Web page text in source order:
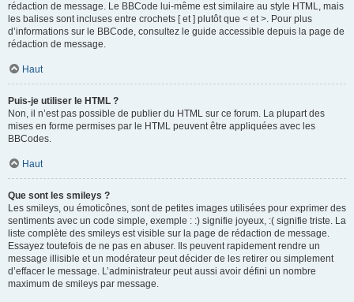
rédaction de message. Le BBCode lui-même est similaire au style HTML, mais
les balises sont incluses entre crochets [ et ] plutôt que < et >. Pour plus
d’informations sur le BBCode, consultez le guide accessible depuis la page de
rédaction de message.
Haut
Puis-je utiliser le HTML ?
Non, il n’est pas possible de publier du HTML sur ce forum. La plupart des
mises en forme permises par le HTML peuvent être appliquées avec les
BBCodes.
Haut
Que sont les smileys ?
Les smileys, ou émoticônes, sont de petites images utilisées pour exprimer des
sentiments avec un code simple, exemple : :) signifie joyeux, :( signifie triste. La
liste complète des smileys est visible sur la page de rédaction de message.
Essayez toutefois de ne pas en abuser. Ils peuvent rapidement rendre un
message illisible et un modérateur peut décider de les retirer ou simplement
d’effacer le message. L’administrateur peut aussi avoir défini un nombre
maximum de smileys par message.